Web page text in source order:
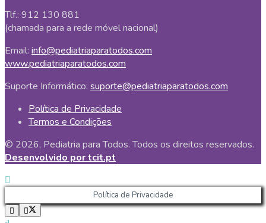
Tlf.: 912 130 881
(chamada para a rede móvel nacional)
Email: info@pediatriaparatodos.com
www.pediatriaparatodos.com
Suporte Informático: suporte@pediatriaparatodos.com
Política de Privacidade
Termos e Condições
© 2026, Pediatria para Todos. Todos os direitos reservados.
Desenvolvido por tcit.pt
Política de Privacidade